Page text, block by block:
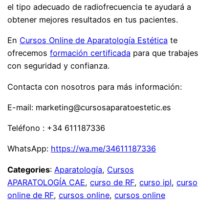
el tipo adecuado de radiofrecuencia te ayudará a
obtener mejores resultados en tus pacientes.
En Cursos Online de Aparatología Estética te
ofrecemosformación certificada para que trabajes
con seguridad y confianza.
Contacta con nosotros para más información:
E-mail: marketing@cursosaparatoestetic.es
Teléfono : +34 611187336
WhatsApp: https://wa.me/34611187336
Categories: Aparatología, Cursos
APARATOLOGÍA CAE, curso de RF, curso ipl, curso
online de RF, cursos online, cursos online